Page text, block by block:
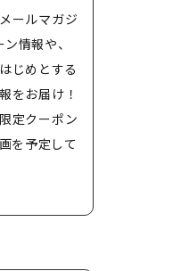
ールマガジ
情報や、
じめとする
をお届け！
定クーポン
を予定して